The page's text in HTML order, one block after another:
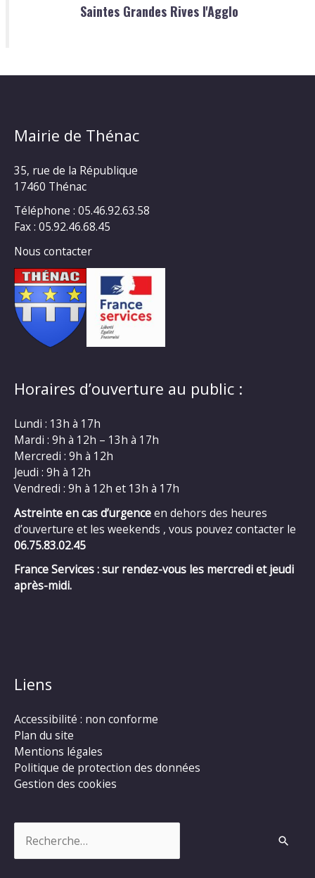
Saintes Grandes Rives l'Agglo
Mairie de Thénac
35, rue de la République
17460 Thénac
Téléphone : 05.46.92.63.58
Fax : 05.92.46.68.45
Nous contacter
Horaires d’ouverture au public :
Lundi : 13h à 17h
Mardi : 9h à 12h – 13h à 17h
Mercredi : 9h à 12h
Jeudi : 9h à 12h
Vendredi : 9h à 12h et 13h à 17h
Astreinte en cas d’urgenceen dehors des heures
d’ouverture et les weekends , vous pouvez contacter le
06.75.83.02.45
France Services : sur rendez-vous les mercredi et jeudi
après-midi.
Liens
Accessibilité : non conforme
Plan du site
Mentions légales
Politique de protection des données
Gestion des cookies